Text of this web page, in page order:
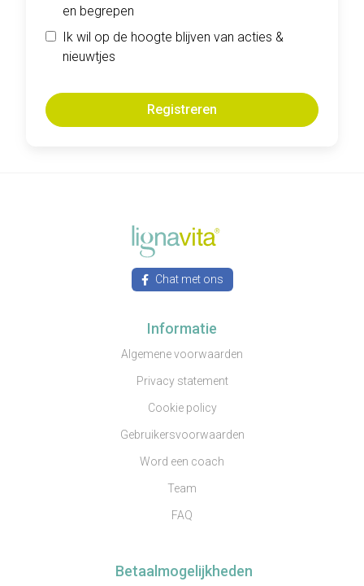
en begrepen
Ik wil op de hoogte blijven van acties &
nieuwtjes
Chat met ons
Informatie
Algemene voorwaarden
Privacy statement
Cookie policy
Gebruikersvoorwaarden
Word een coach
Team
FAQ
Betaalmogelijkheden